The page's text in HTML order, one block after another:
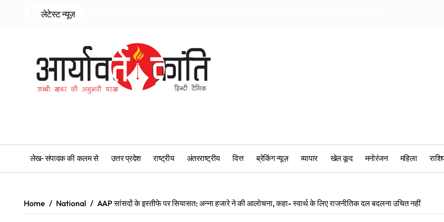
लेटेस्ट न्यूज़
लेख- संपादक की कलम से उत्तर प्रदेश राष्ट्रीय अंतरराष्ट्रीय वित्त ब्रेकिंग न्यूज़ व्यापार खेल कूद मनोरंजन महिला
Home National AAP सांसदों के इस्तीफे पर सियासत: अन्ना हजारे ने की आलोचना, कहा- स्वार्थ के लिए राजनीतिक दल बदलना उचित नहीं